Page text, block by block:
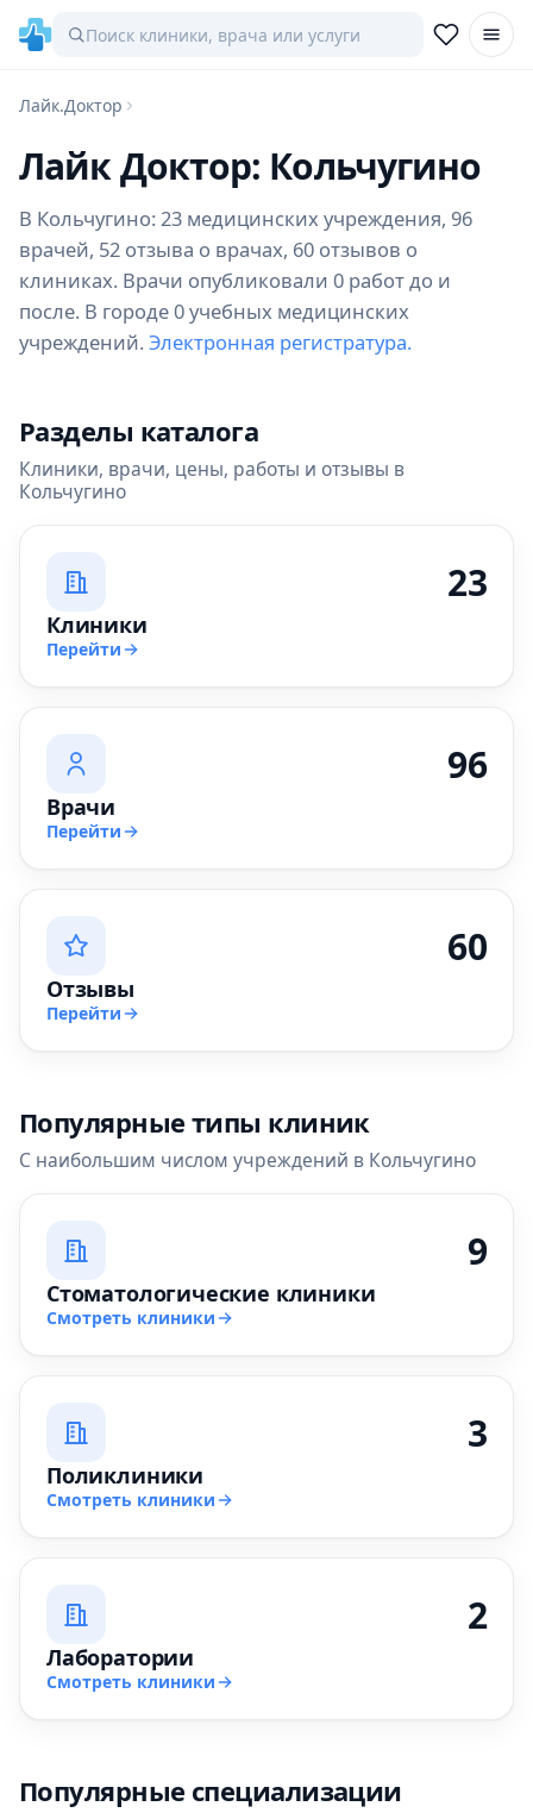
Лайк.Доктор
Лайк Доктор: Кольчугино
В Кольчугино: 23 медицинских учреждения, 96
врачей, 52 отзыва о врачах, 60 отзывов о
клиниках. Врачи опубликовали 0 работ до и
после. В городе 0 учебных медицинских
учреждений. Электронная регистратура.
Разделы каталога
Клиники, врачи, цены, работы и отзывы в
Кольчугино
23
Клиники
Перейти
96
Врачи
Перейти
60
Отзывы
Перейти
Популярные типы клиник
С наибольшим числом учреждений в Кольчугино
9
Стоматологические клиники
Смотреть клиники
3
Поликлиники
Смотреть клиники
2
Лаборатории
Смотреть клиники
Популярные специализации